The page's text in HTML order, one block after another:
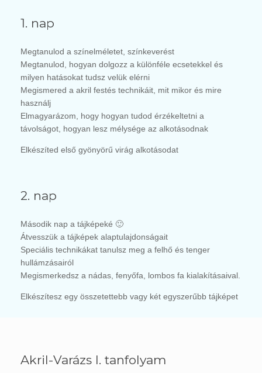
1. nap
Megtanulod a színelméletet, színkeverést
Megtanulod, hogyan dolgozz a különféle ecsetekkel és
milyen hatásokat tudsz velük elérni
Megismered a akril festés technikáit, mit mikor és mire
használj
Elmagyarázom, hogy hogyan tudod érzékeltetni a
távolságot, hogyan lesz mélysége az alkotásodnak
Elkészíted első gyönyörű virág alkotásodat
2. nap
Második nap a tájképeké 🙂
Átvesszük a tájképek alaptulajdonságait
Speciális technikákat tanulsz meg a felhő és tenger
hullámzásairól
Megismerkedsz a nádas, fenyőfa, lombos fa kialakításaival.
Elkészítesz egy összetettebb vagy két egyszerűbb tájképet
Akril-Varázs I. tanfolyam